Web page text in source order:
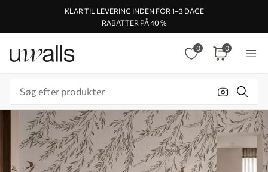
KLAR TIL LEVERING INDEN FOR 1–3 DAGE
RABATTER PÅ 40 %
0 0